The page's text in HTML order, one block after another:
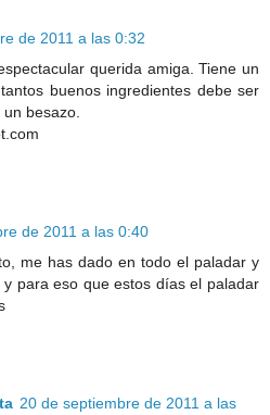
de 2011 a las 0:32
querida amiga. Tiene un
buenos ingredientes debe ser
besazo.
de 2011 a las 0:40
me has dado en todo el paladar y
para eso que estos días el paladar
20 de septiembre de 2011 a las